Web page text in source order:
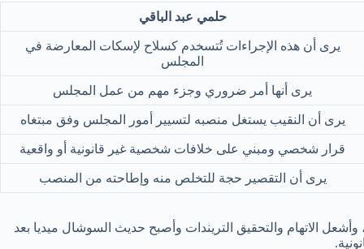
حلمي عبد الباقي
يرى أن هذه الإجراءات تُتسخدم كسلاح لإسكات المعارضة في
المجلس
يرى أنها أمر ضروري وجزء مهم من عمل المجلس
يرى أن النقيب يستغل منصبه لتسيير أمور المجلس وفق مبتغاه
قرار شخصي ومبني على خلافات شخصية غير قانونية أو واقعية
يرى أن التقصير حجة للتخلص منه وإطاحته من المنصب
الاتهام والتحقيق التريندات وأصبح حديث السوشال ميديا بعد